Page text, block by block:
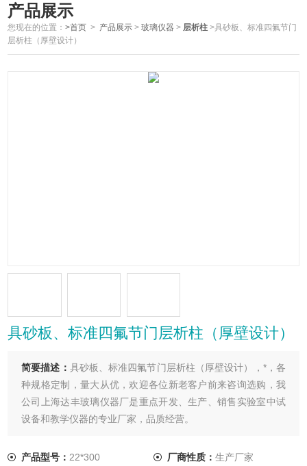
产品展示
您现在的位置：>首页 > 产品展示 >玻璃仪器 > 层析柱 >具砂板、标准四氟节门
层析柱（厚壁设计）
具砂板、标准四氟节门层析柱（厚壁设计）
简要描述： 具砂板、标准四氟节门层析柱（厚壁设计），*，各
种规格定制，量大从优，欢迎各位新老客户前来咨询选购，我
公司上海达丰玻璃仪器厂是重点开发、生产、销售实验室中试
设备和教学仪器的专业厂家，品质经营。
产品型号： 22*300 厂商性质： 生产厂家